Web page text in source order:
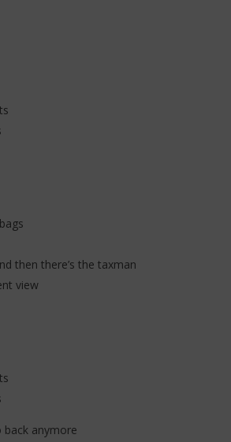
then there’s the taxman
view
back anymore